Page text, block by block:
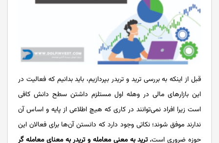
قبل از اینکه به بررسی ترید و تریدر بپردازیم، باید بدانیم که فعالیت در
این بازارهای مالی در وهله اول مستلزم داشتن سطح دانش کافی
است زیرا افراد نمی‌‌‌‌‌‌‌‌‌‌‌‌‌‌توانند در کاری که هیچ اطلاعی از پایه و اساس آن
ندارند موفق شوند؛ نکاتی وجود دارد که دانستن آن‌‌‌‌‌‌‌‌‌‌‌‌‌‌ها برای فعالان این
حوزه ضروری است.ترید به معنی معامله و تریدر به معنای معامله ­گر